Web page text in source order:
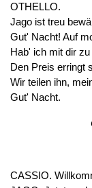
OTHELLO.
Jago ist treu
Gut' Nacht! Auf
Hab' ich mit dir
Den Preis erringt
Wir teilen ihn,
Gut' Nacht.
CASSIO.